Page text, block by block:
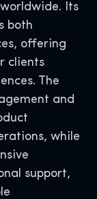
Its
both
offering
clients
The
and
while
support,